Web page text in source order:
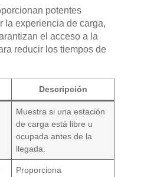
potentes
la experiencia de carga,
el acceso a la
reducir los tiempos de
Descripción
Muestra si una estación
de carga está libre u
ocupada antes de la
llegada.
Proporciona